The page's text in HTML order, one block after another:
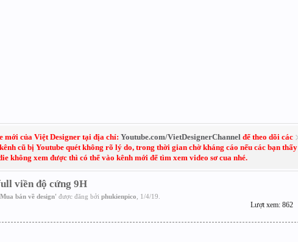
mới của Việt Designer tại địa chỉ: Youtube.com/VietDesignerChannelđể theo dõi các
cũ bị Youtube quét không rõ lý do, trong thời gian chờ kháng cáo nếu các bạn thấy
không xem được thì có thể vào kênh mới để tìm xem video sơ cua nhé.
viền độ cứng 9H
bán về design' được đăng bởi phukienpico 1/4/19
Lượt xem: 862